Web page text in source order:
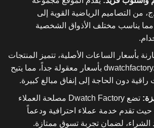
من التصاميم الرياضية القوية إلى
مما يناسب مختلف الأذواق الشخصية
بأسعار الساعات الأصلية، تتميز المنتجات
المقلدة في dwatchfactory.com بأسعار معقولة جداً، مما يتيح
دون الحاجة إلى إنفاق مبالغ كبيرة.
تضع Dwatch Factory مصلحة العملاء
حيث تقدم خدمة عملاء احترافية ودعماً
الشراء، لضمان تجربة تسوق ممتازة.